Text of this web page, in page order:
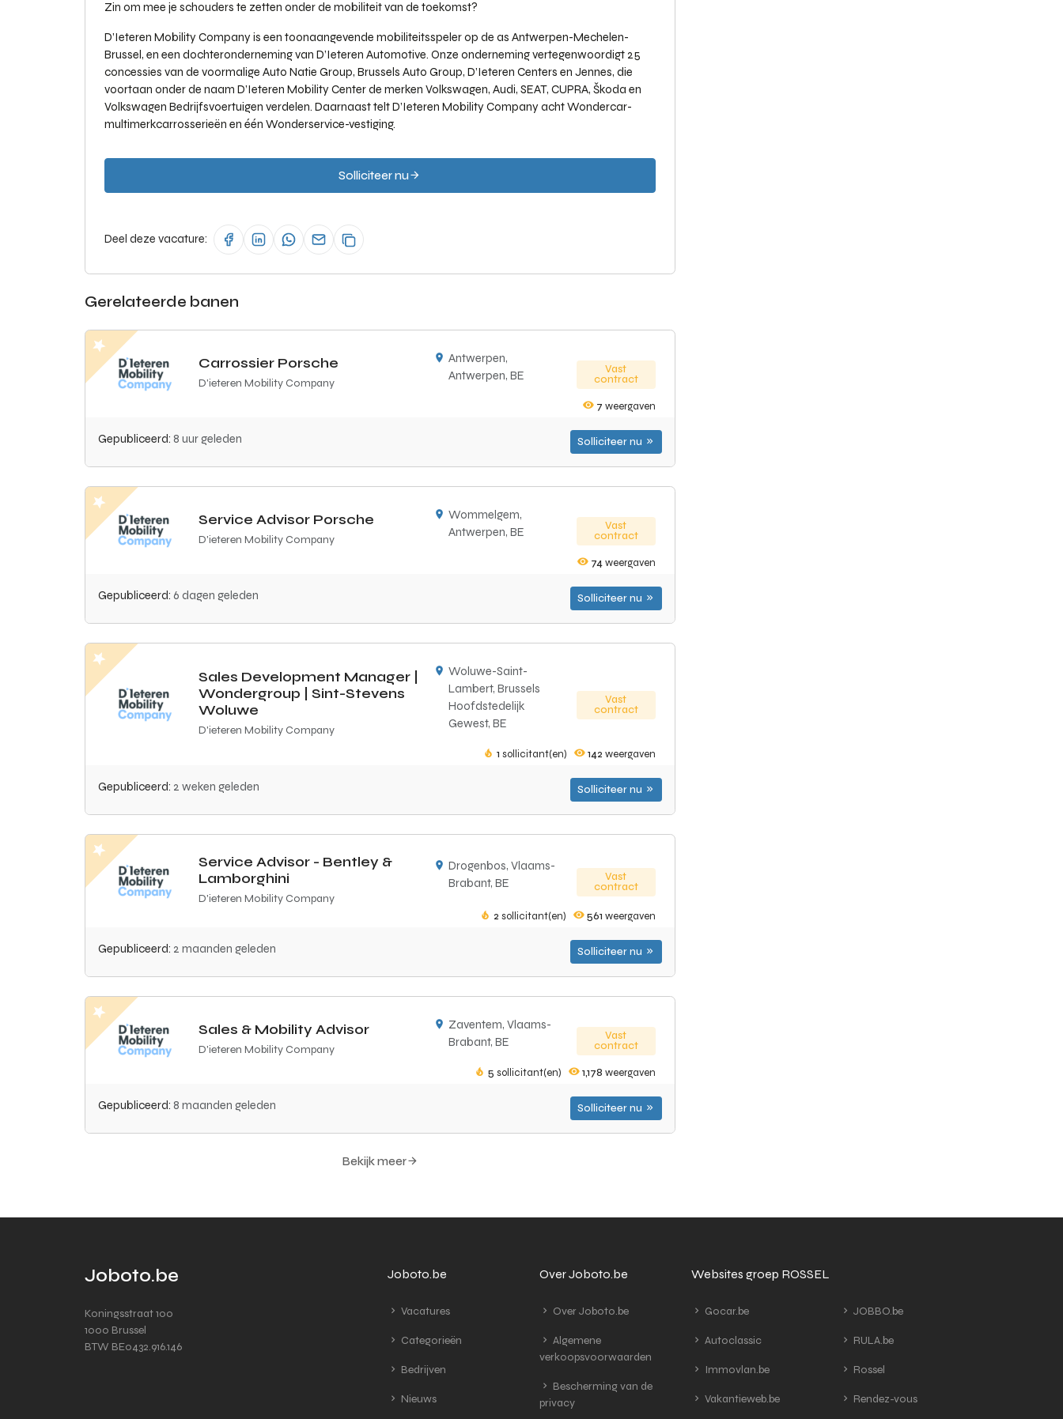
Zin om mee je schouders te zetten onder de mobiliteit van de toekomst?
D’Ieteren Mobility Company is een toonaangevende mobiliteitsspeler op de as Antwerpen-Mechelen-
Brussel, en een dochteronderneming van D’Ieteren Automotive. Onze onderneming vertegenwoordigt 25
concessies van de voormalige Auto Natie Group, Brussels Auto Group, D’Ieteren Centers en Jennes, die
voortaan onder de naam D’Ieteren Mobility Center de merken Volkswagen, Audi, SEAT, CUPRA, Škoda en
Volkswagen Bedrijfsvoertuigen verdelen. Daarnaast telt D’Ieteren Mobility Company acht Wondercar-
multimerkcarrosserieën en één Wonderservice-vestiging.
Solliciteer nu
Deel deze vacature:
Gerelateerde banen
Carrossier Porsche
D'ieteren Mobility Company
Antwerpen,
Antwerpen, BE
Vast
contract
7 weergaven
Gepubliceerd: 8 uur geleden Solliciteer nu
Service Advisor Porsche
D'ieteren Mobility Company
Wommelgem,
Antwerpen, BE
Vast
contract
74weergaven
Gepubliceerd: 6 dagen geleden Solliciteer nu
Sales Development Manager |
Wondergroup | Sint-Stevens
Woluwe
D'ieteren Mobility Company
Woluwe-Saint-
Lambert, Brussels
Hoofdstedelijk
Gewest, BE
Vast
contract
1 sollicitant(en) 142 weergaven
Gepubliceerd: 2 weken geleden Solliciteer nu
Service Advisor - Bentley &
Lamborghini
D'ieteren Mobility Company
Drogenbos, Vlaams-
Brabant, BE
Vast
contract
2 sollicitant(en) 561 weergaven
Gepubliceerd: 2 maanden geleden Solliciteer nu
Sales & Mobility Advisor
D'ieteren Mobility Company
Zaventem, Vlaams-
Brabant, BE
Vast
contract
5 sollicitant(en) 1,178 weergaven
Gepubliceerd: 8 maanden geleden Solliciteer nu
Bekijk meer
Joboto.be
Koningsstraat 100
1000 Brussel
BTW BE0432.916.146
Joboto.be
Vacatures
Categorieën
Bedrijven
Nieuws
Over Joboto.be
Over Joboto.be
Algemene
verkoopsvoorwaarden
Bescherming van de
privacy
Websites groep ROSSEL
Gocar.be
Autoclassic
Immovlan.be
Vakantieweb.be
JOBBO.be
RULA.be
Rossel
Rendez-vous